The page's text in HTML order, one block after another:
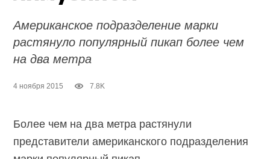
Американское подразделение марки
растянуло популярный пикап более чем
на два метра
4 ноября 2015 7.8K
Более чем на два метра растянули
представители американского подразделения